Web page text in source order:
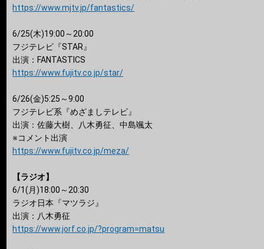
https://www.mjtv.jp/fantastics/
6/25(木)19:00～20:00
フジテレビ『STAR』
出演：FANTASTICS
https://www.fujitv.co.jp/star/
6/26(金)5:25～9:00
フジテレビ系『めざましテレビ』
出演：佐藤大樹、八木勇征、中島颯太
※コメント出演
https://www.fujitv.co.jp/meza/
【ラジオ】
6/1(月)18:00～20:30
ラジオ日本『マツラジ』
出演：八木勇征
https://www.jorf.co.jp/?program=matsu